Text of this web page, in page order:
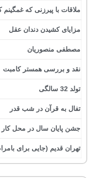
ملاقات با پیرزنی که غمگینم
مزایای کشیدن دندان عقل
مصطفی منصوریان
نقد و بررسی همستر کامبت
تولد 32 سالگی
تفال به قرآن در شب قدر
جشن پایان سال در محل کار
تهران قدیم (جایی برای